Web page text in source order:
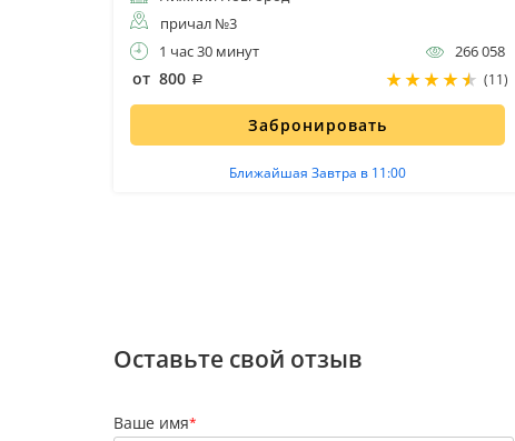
причал №3
1 час 30 минут
266 058
от 800 (11)
Забронировать
Ближайшая Завтра в 11:00
Оставьте свой отзыв
Ваше имя*